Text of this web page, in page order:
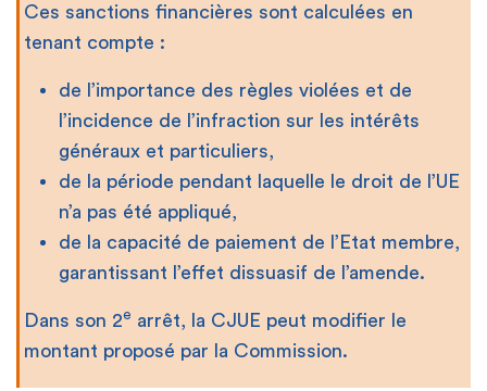
Ces sanctions financières sont calculées en
tenant compte :
de l’importance des règles violées et de
l’incidence de l’infraction sur les intérêts
généraux et particuliers,
de la période pendant laquelle le droit de l’UE
n’a pas été appliqué,
de la capacité de paiement de l’Etat membre,
garantissant l’effet dissuasif de l’amende.
Dans son 2e arrêt, la CJUE peut modifier le
montant proposé par la Commission.